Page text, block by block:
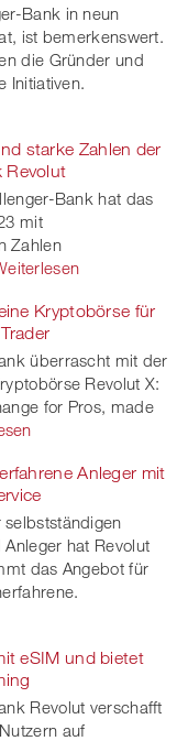
Bank in neun
ist bemerkenswert.
die Gründer und
Initiativen.
starke Zahlen der
Revolut
Bank hat das
mit
Zahlen
Kryptobörse für
überrascht mit der
Revolut X:
for Pros, made
Anleger mit
selbstständigen
hat Revolut
das Angebot für
eSIM und bietet
Revolut verschafft
auf